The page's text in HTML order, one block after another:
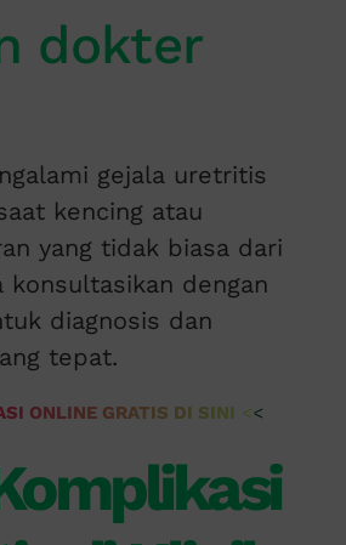
dokter
gejala uretritis
kencing atau
yang tidak biasa dari
konsultasikan dengan
diagnosis dan
tepat.
ONLINE GRATIS DI SINI <<